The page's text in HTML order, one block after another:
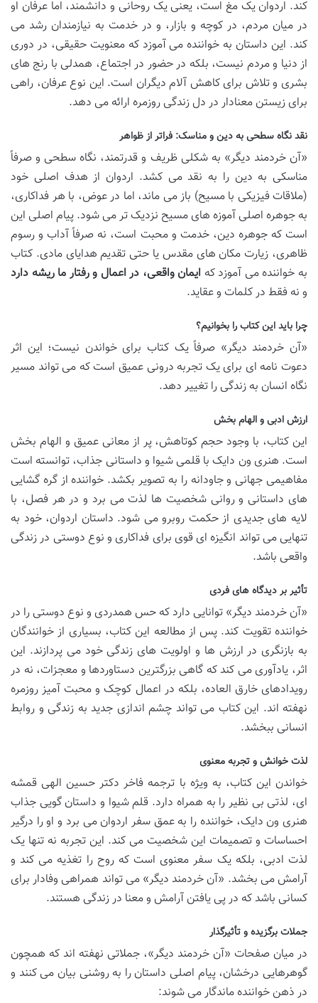
کند. اردوان یک مغ است، یعنی یک روحانی و دانشمند، اما عرفان او
در میان مردم، در کوچه و بازار، و در خدمت به نیازمندان رشد می
کند. این داستان به خواننده می آموزد که معنویت حقیقی، در دوری
از دنیا و مردم نیست، بلکه در حضور در اجتماع، همدلی با رنج های
بشری و تلاش برای کاهش آلام دیگران است. این نوع عرفان، راهی
برای زیستن معنادار در دل زندگی روزمره ارائه می دهد.
نقد نگاه سطحی به دین و مناسک: فراتر از ظواهر
«آن خردمند دیگر» به شکلی ظریف و قدرتمند، نگاه سطحی و صرفاً
مناسکی به دین را به نقد می کشد. اردوان از هدف اصلی خود
(ملاقات فیزیکی با مسیح) باز می ماند، اما در عوض، با هر فداکاری،
به جوهره اصلی آموزه های مسیح نزدیک تر می شود. پیام اصلی این
است که جوهره دین، خدمت و محبت است، نه صرفاً آداب و رسوم
ظاهری، زیارت مکان های مقدس یا حتی تقدیم هدایای مادی. کتاب
به خواننده می آموزد که ایمان واقعی، در اعمال و رفتار ما ریشه دارد
و نه فقط در کلمات و عقاید.
چرا باید این کتاب را بخوانیم؟
«آن خردمند دیگر» صرفاً یک کتاب برای خواندن نیست؛ این اثر
دعوت نامه ای برای یک تجربه درونی عمیق است که می تواند مسیر
نگاه انسان به زندگی را تغییر دهد.
ارزش ادبی و الهام بخش
این کتاب، با وجود حجم کوتاهش، پر از معانی عمیق و الهام بخش
است. هنری ون دایک با قلمی شیوا و داستانی جذاب، توانسته است
مفاهیمی جهانی و جاودانه را به تصویر بکشد. خواننده از گره گشایی
های داستانی و روانی شخصیت ها لذت می برد و در هر فصل، با
لایه های جدیدی از حکمت روبرو می شود. داستان اردوان، خود به
تنهایی می تواند انگیزه ای قوی برای فداکاری و نوع دوستی در زندگی
واقعی باشد.
تأثیر بر دیدگاه های فردی
«آن خردمند دیگر» توانایی دارد که حس همدردی و نوع دوستی را در
خواننده تقویت کند. پس از مطالعه این کتاب، بسیاری از خوانندگان
به بازنگری در ارزش ها و اولویت های زندگی خود می پردازند. این
اثر، یادآوری می کند که گاهی بزرگترین دستاوردها و معجزات، نه در
رویدادهای خارق العاده، بلکه در اعمال کوچک و محبت آمیز روزمره
نهفته اند. این کتاب می تواند چشم اندازی جدید به زندگی و روابط
انسانی ببخشد.
لذت خوانش و تجربه معنوی
خواندن این کتاب، به ویژه با ترجمه فاخر دکتر حسین الهی قمشه
ای، لذتی بی نظیر را به همراه دارد. قلم شیوا و داستان گویی جذاب
هنری ون دایک، خواننده را به عمق سفر اردوان می برد و او را درگیر
احساسات و تصمیمات این شخصیت می کند. این تجربه نه تنها یک
لذت ادبی، بلکه یک سفر معنوی است که روح را تغذیه می کند و
آرامش می بخشد. «آن خردمند دیگر» می تواند همراهی وفادار برای
کسانی باشد که در پی یافتن آرامش و معنا در زندگی هستند.
جملات برگزیده و تأثیرگذار
در میان صفحات «آن خردمند دیگر»، جملاتی نهفته اند که همچون
گوهرهایی درخشان، پیام اصلی داستان را به روشنی بیان می کنند و
در ذهن خواننده ماندگار می شوند: